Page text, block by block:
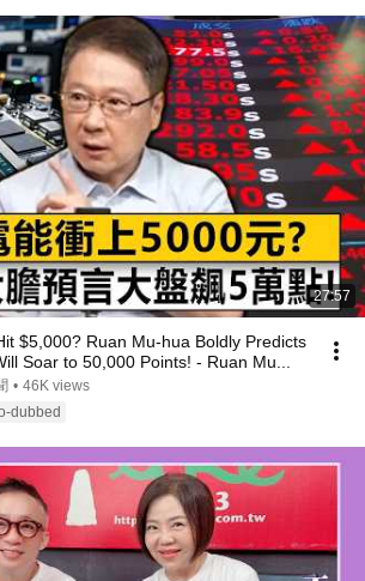
27:57
$5,000? Ruan Mu-hua Boldly Predicts
Soar to 50,000 Points! - Ruan Mu...
• 46K views
dubbed